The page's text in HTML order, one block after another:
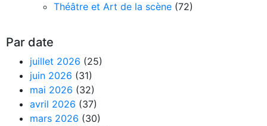
Théâtre et Art de la scène (72)
Par date
juillet 2026 (25)
juin 2026 (31)
mai 2026 (32)
avril 2026 (37)
mars 2026 (30)